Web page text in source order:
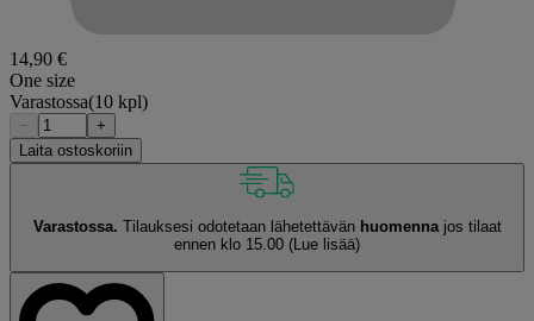
14,90 €
One size
Varastossa(10 kpl)
−
+
Laita ostoskoriin
Varastossa. Tilauksesi odotetaan lähetettävän huomennajos tilaat
ennen klo 15.00 (Lue lisää)